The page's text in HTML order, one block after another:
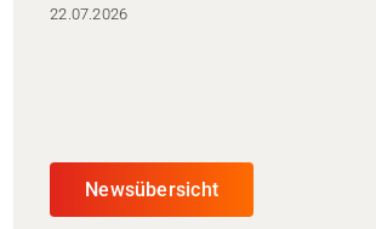
22.07.2026
Newsübersicht